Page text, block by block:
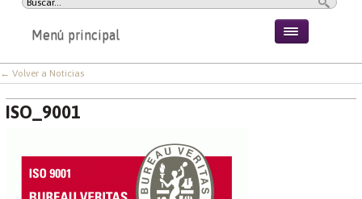
Menú principal
← Volver a Noticias
ISO_9001